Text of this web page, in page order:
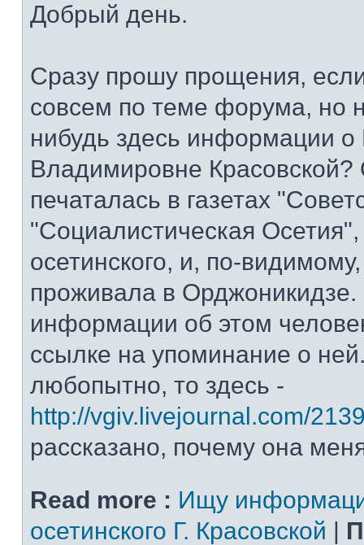
Добрый день.
Сразу прошу прощения,
совсем по теме форума, но
нибудь здесь информации о
Владимировне
печаталась в газетах
"Социалистическая
осетинского, и, по-
проживала в
информации об этом
ссылке на упоминание о
любопытно, то здесь -
http://vgiv.livejournal.com/
рассказано, почему она
Read more : Ищу
осетинского Г. Красовской |